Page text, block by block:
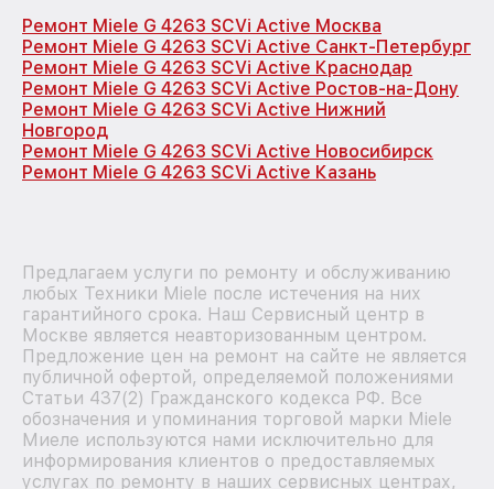
Ремонт Miele G 4263 SCVi Active Москва
Ремонт Miele G 4263 SCVi Active Санкт-Петербург
Ремонт Miele G 4263 SCVi Active Краснодар
Ремонт Miele G 4263 SCVi Active Ростов-на-Дону
Ремонт Miele G 4263 SCVi Active Нижний
Новгород
Ремонт Miele G 4263 SCVi Active Новосибирск
Ремонт Miele G 4263 SCVi Active Казань
Предлагаем услуги по ремонту и обслуживанию
любых Техники Miele после истечения на них
гарантийного срока. Наш Сервисный центр в
Москве является неавторизованным центром.
Предложение цен на ремонт на сайте не является
публичной офертой, определяемой положениями
Статьи 437(2) Гражданского кодекса РФ. Все
обозначения и упоминания торговой марки Miele
Миеле используются нами исключительно для
информирования клиентов о предоставляемых
услугах по ремонту в наших сервисных центрах,